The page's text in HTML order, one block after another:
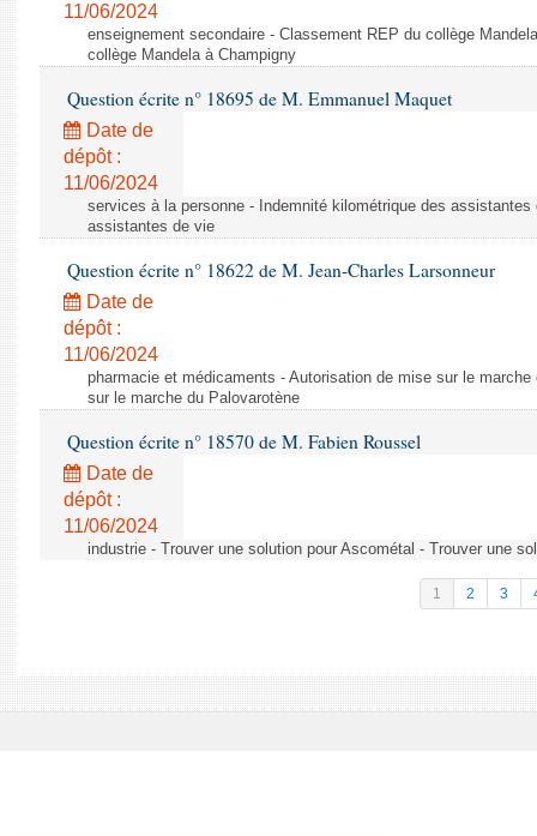
11/06/2024
enseignement secondaire - Classement REP du collège
collège Mandela à Champigny
Question écrite n° 18695 de M. Emmanuel Maquet
Date de
dépôt :
11/06/2024
services à la personne - Indemnité kilométrique des
assistantes de vie
Question écrite n° 18622 de M. Jean-Charles Larsonneur
Date de
dépôt :
11/06/2024
pharmacie et médicaments - Autorisation de mise sur le
sur le marche du Palovarotène
Question écrite n° 18570 de M. Fabien Roussel
Date de
dépôt :
11/06/2024
industrie - Trouver une solution pour Ascométal - Trouver une
1 2 3